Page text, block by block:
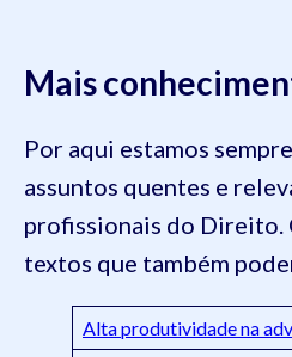
Mais
Por aqui estamos
assuntos quentes e
profissionais do Direito.
textos que também
Alta produtividade na